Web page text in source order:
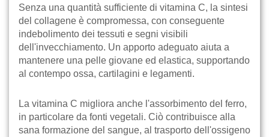
Senza una quantità sufficiente di vitamina C, la sintesi
del collagene è compromessa, con conseguente
indebolimento dei tessuti e segni visibili
dell'invecchiamento. Un apporto adeguato aiuta a
mantenere una pelle giovane ed elastica, supportando
al contempo ossa, cartilagini e legamenti.
La vitamina C migliora anche l'assorbimento del ferro,
in particolare da fonti vegetali. Ciò contribuisce alla
sana formazione del sangue, al trasporto dell'ossigeno